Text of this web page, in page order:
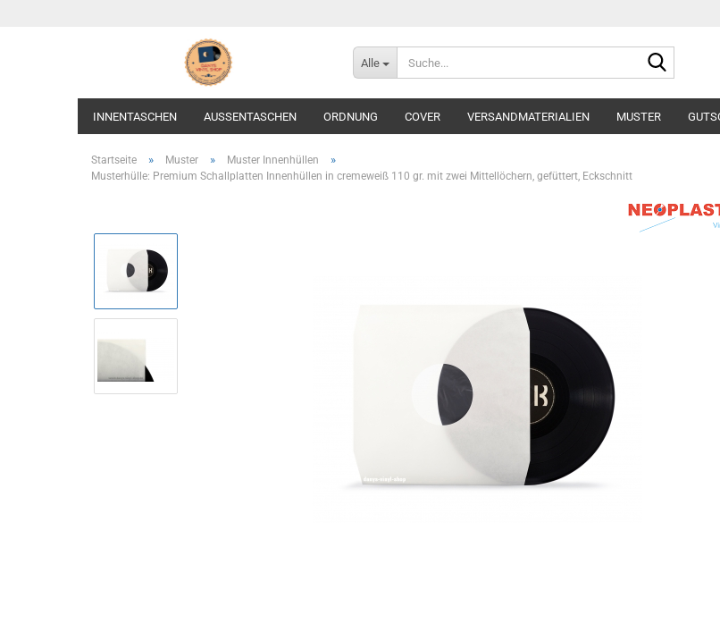
Alle
INNENTASCHEN AUSSENTASCHEN ORDNUNG COVER VERSANDMATERIALIEN MUSTER
Startseite » Muster » Muster Innenhüllen »
Musterhülle: Premium Schallplatten Innenhüllen in cremeweiß 110 gr. mit zwei Mittellöchern, gefüttert, Eckschnitt